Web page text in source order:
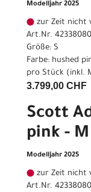
Modelljahr 2025
zur Zeit nicht
Art.Nr.
Größe: S
Farbe: hushed
pro Stück (inkl.
3.799,00 CHF
Scott
pink - M
Modelljahr 2025
zur Zeit nicht
Art.Nr.